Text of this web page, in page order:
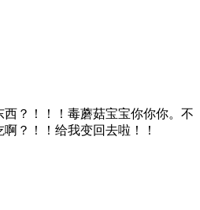
？！！！毒蘑菇宝宝你你你。不
？！！给我变回去啦！！